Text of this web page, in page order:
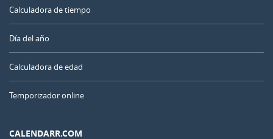
Calculadora de tiempo
Día del año
Calculadora de edad
Temporizador online
CALENDARR.COM